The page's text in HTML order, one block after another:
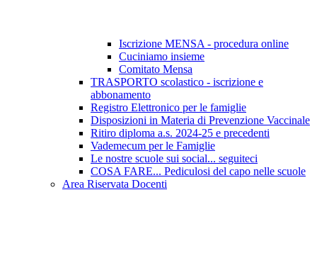
Iscrizione MENSA - procedura online
Cuciniamo insieme
Comitato Mensa
TRASPORTO scolastico - iscrizione e
abbonamento
Registro Elettronico per le famiglie
Disposizioni in Materia di Prevenzione Vaccinale
Ritiro diploma a.s. 2024-25 e precedenti
Vademecum per le Famiglie
Le nostre scuole sui social... seguiteci
COSA FARE... Pediculosi del capo nelle scuole
Area Riservata Docenti